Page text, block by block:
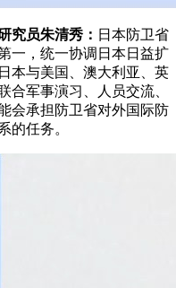
究员朱清秀： 日本防卫省
一，统一协调日本日益扩
本与美国、澳大利亚、英
合军事演习、人员交流、
会承担防卫省对外国际防
的任务。